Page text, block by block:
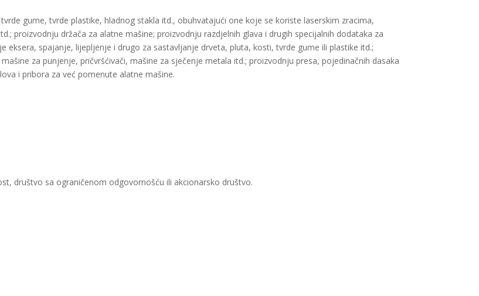
gume, tvrde plastike, hladnog stakla itd., obuhvatajući one koje se koriste laserskim zracima,
proizvodnju držača za alatne mašine; proizvodnju razdjelnih glava i drugih specijalnih dodataka za
eksera, spajanje, lijepljenje i drugo za sastavljanje drveta, pluta, kosti, tvrde gume ili plastike itd.;
za punjenje, pričvršćivači, mašine za sječenje metala itd.; proizvodnju presa, pojedinačnih dasaka
i pribora za već pomenute alatne mašine.
društvo sa ograničenom odgovornošću ili akcionarsko društvo.